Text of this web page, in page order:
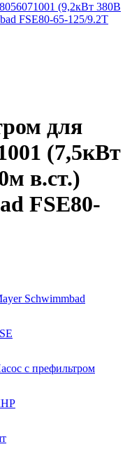
(9,2кВт 380B
FSE80-65-125/9.2T
для
(7,5кВт
в.ст.)
FSE80-
Schwimmbad
с префильтром